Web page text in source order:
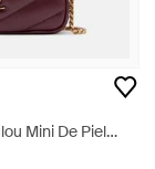
Mini De Piel